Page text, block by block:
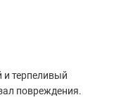
терпеливый
повреждения.